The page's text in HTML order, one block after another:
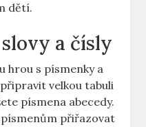
dětí.
a čísly
hrou s písmenky a
velkou tabuli
písmena abecedy.
přiřazovat